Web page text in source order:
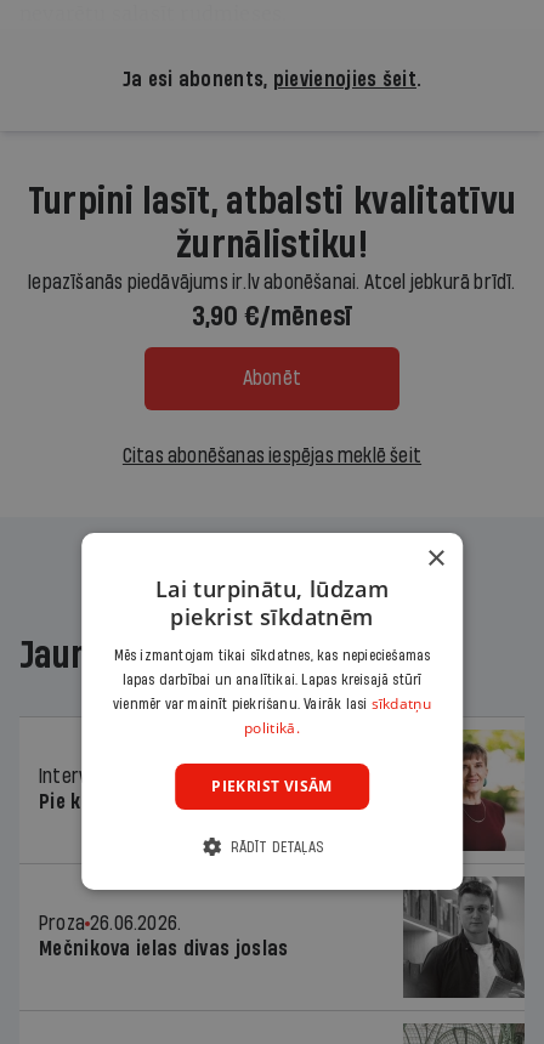
Ja esi abonents, pievienojies šeit.
Turpini lasīt, atbalsti kvalitatīvu
žurnālistiku!
Iepazīšanās piedāvājums ir.lv abonēšanai. Atcel jebkurā brīdī.
3,90 €/mēnesī
Abonēt
Citas abonēšanas iespējas meklē šeit
Jaunākajā žurnālā
Intervija
26.06.2026.
Pie kaimiņiem igauņiem
Proza 26.06.2026.
Mečnikova ielas divas joslas
×
Lai turpinātu, lūdzam
piekrist sīkdatnēm
Mēs izmantojam tikai sīkdatnes, kas nepieciešamas
lapas darbībai un analītikai. Lapas kreisajā stūrī
vienmēr var mainīt piekrišanu. Vairāk lasi sīkdatņu
politikā.
PIEKRIST VISĀM
RĀDĪT DETAĻAS